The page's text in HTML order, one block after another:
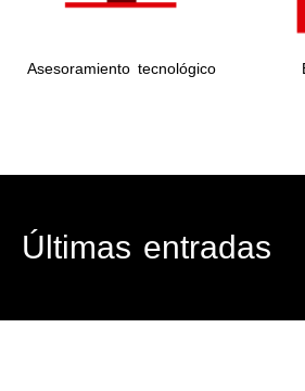
Asesoramiento tecnológico
Últimas entradas